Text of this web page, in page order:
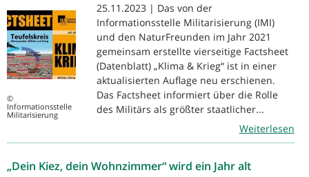
©
Informationsstelle
Militarisierung
25.11.2023 | Das von der
Informationsstelle Militarisierung (IMI)
und den NaturFreunden im Jahr 2021
gemeinsam erstellte vierseitige Factsheet
(Datenblatt) „Klima & Krieg“ ist in einer
aktualisierten Auflage neu erschienen.
Das Factsheet informiert über die Rolle
des Militärs als größter staatlicher...
Weiterlesen
„Dein Kiez, dein Wohnzimmer“ wird ein Jahr alt